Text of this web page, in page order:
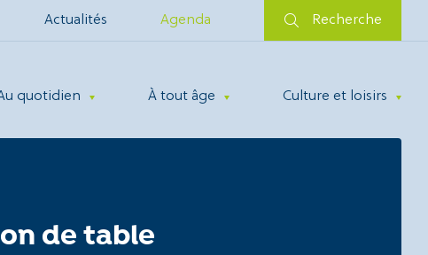
Actualités Agenda Recherche
quotidien À tout âge Culture et loisirs
de table